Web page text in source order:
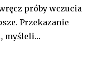
próby wczucia
Przekazanie
myśleli…